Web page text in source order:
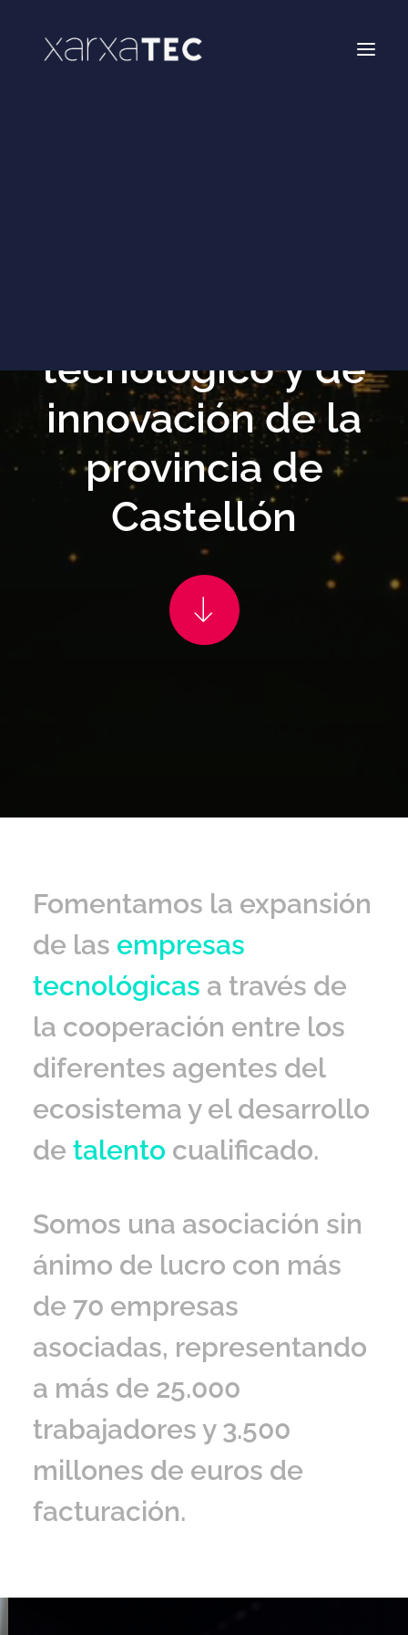
tecnológico y de
innovación de la
provincia de
Castellón
Fomentamos la expansión
de las empresas
tecnológicas a través de
la cooperación entre los
diferentes agentes del
ecosistema y el desarrollo
de talento cualificado.
Somos una asociación sin
ánimo de lucro con más
de 70 empresas
asociadas, representando
a más de 25.000
trabajadores y 3.500
millones de euros de
facturación.